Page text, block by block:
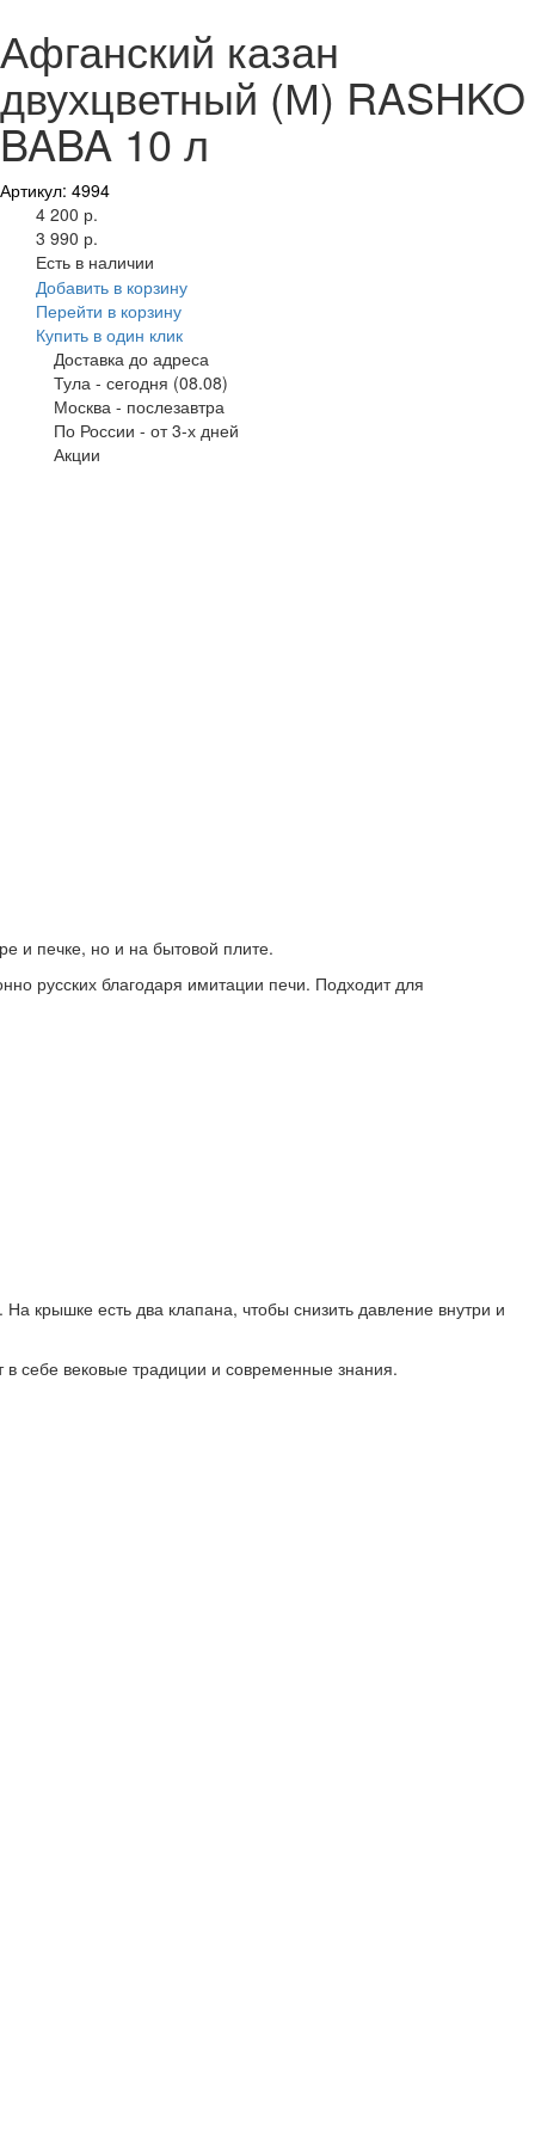
Афганский казан
двухцветный (М) RASHKO
BABA 10 л
Артикул: 4994
4 200 р.
3 990 р.
Есть в наличии
Добавить в корзину
Перейти в корзину
Купить в один клик
Доставка до адреса
Тула - сегодня (08.08)
Москва - послезавтра
По России - от 3-х дней
Акции
и печке, но и на бытовой плите.
русских благодаря имитации печи. Подходит для
крышке есть два клапана, чтобы снизить давление внутри и
в себе вековые традиции и современные знания.